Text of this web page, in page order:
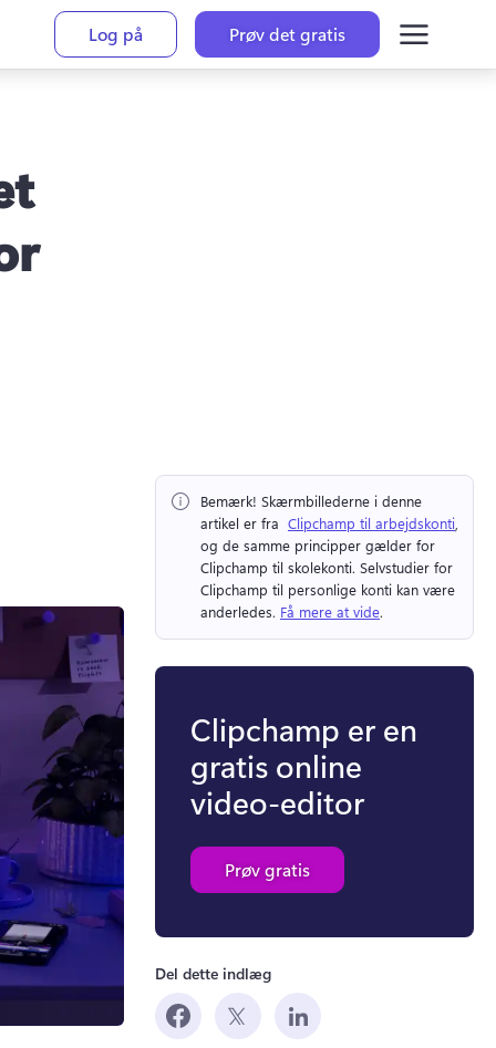
Log på
Prøv det gratis
Bemærk! Skærmbillederne i denne
artikel er fra ⁠ Clipchamp til arbejdskonti
og de samme principper gælder for
Clipchamp til skolekonti. Selvstudier for
Clipchamp til personlige konti kan være
anderledes. Få mere at vide.
Clipchamp er en
gratis online
video-editor
Prøv gratis
Del dette indlæg